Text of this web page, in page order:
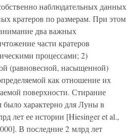
наблюдательных данных
кратеров по размерам. При этом
два важных
части кратеров
процессами; 2)
(равновесной, насыщенной)
как отношение их
поверхности. Стирание
было характерно для Луны в
лет ее истории [Hiesinger et al.,
В последние 2 млрд лет